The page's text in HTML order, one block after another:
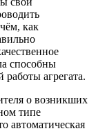
как
способны
агрегата.
о возникших
типе
автоматическая